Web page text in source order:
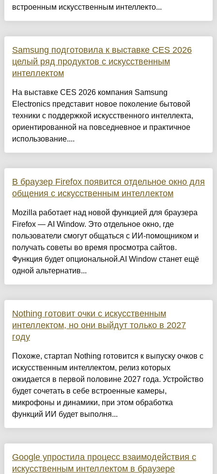
встроенным искусственным интеллекто...
Samsung подготовила к выставке CES 2026
целый ряд продуктов с искусственным
интеллектом
На выставке CES 2026 компания Samsung
Electronics представит новое поколение бытовой
техники с поддержкой искусственного интеллекта,
ориентированной на повседневное и практичное
использование....
В браузер Firefox появится отдельное окно для
общения с искусственным интеллектом
Mozilla работает над новой функцией для браузера
Firefox — AI Window. Это отдельное окно, где
пользователи смогут общаться с ИИ-помощником и
получать советы во время просмотра сайтов.
Функция будет опциональной.AI Window станет ещё
одной альтернатив...
Nothing готовит очки с искусственным
интеллектом, но они выйдут только в 2027
году
Похоже, стартап Nothing готовится к выпуску очков с
искусственным интеллектом, релиз которых
ожидается в первой половине 2027 года. Устройство
будет сочетать в себе встроенные камеры,
микрофоны и динамики, при этом обработка
функций ИИ будет выполня...
Google упростила процесс взаимодействия с
искусственным интеллектом в браузере